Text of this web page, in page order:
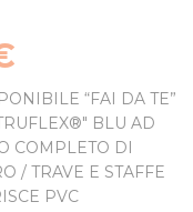
“FAI DA TE”
BLU AD
COMPLETO DI
/ TRAVE E STAFFE
PVC